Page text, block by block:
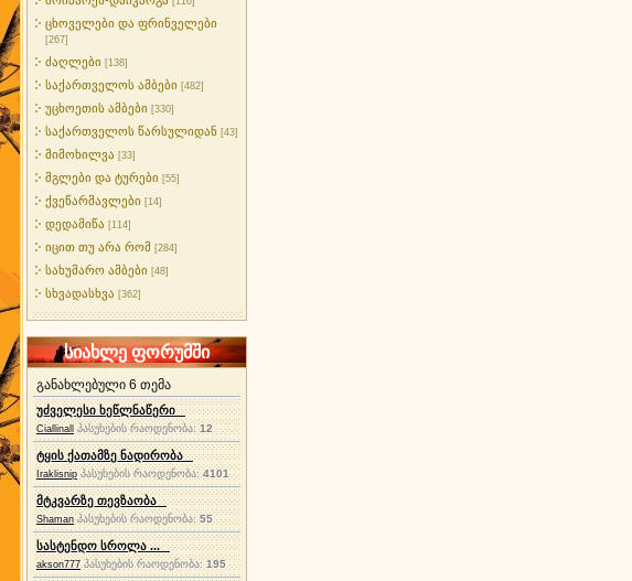
ცხოველები და ფრინველები
[267]
ძაღლები [138]
საქართველოს ამბები [482]
უცხოეთის ამბები [330]
საქართველოს წარსულიდან [43]
მიმოხილვა [33]
მგლები და ტურები [55]
ქვეწარმავლები [14]
დედამიწა [114]
იცით თუ არა რომ [284]
სახუმარო ამბები [48]
სხვადასხვა [362]
სიახლე ფორუმში
განახლებული 6 თემა
უძველესი ხეწლნაწერი
Ciallinall პასუხების რაოდენობა:12
ტყის ქათამზე ნადირობა
Iraklisnip პასუხების რაოდენობა: 4101
მტკვარზე თევზაობა
Shaman პასუხების რაოდენობა:55
სასტენდო სროლა ...
akson777 პასუხების რაოდენობა:195